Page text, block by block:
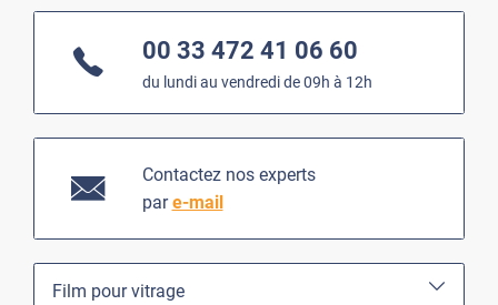
00 33 472 41 06 60
du lundi au vendredi de 09h à 12h
Contactez nos experts
pare-mail
Film pour vitrage